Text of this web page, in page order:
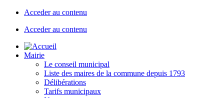
Acceder au contenu
Acceder au contenu
Mairie
Le conseil municipal
Liste des maires de la commune depuis 1793
Délibérations
Tarifs municipaux